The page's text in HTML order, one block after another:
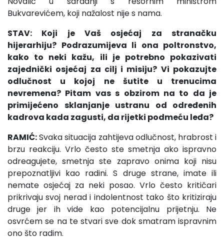
Bukvarevićem, koji nažalost nije s nama.
STAV: Koji je Vaš osjećaj za stranačku
hijerarhiju? Podrazumijeva li ona poltronstvo,
kako to neki kažu, ili je potrebno pokazivati
zajednički osjećaj za cilj i misiju? Vi pokazujte
odlučnost u kojoj ne šutite u trenucima
nevremena? Pitam vas s obzirom na to da je
primijećeno sklanjanje ustranu od određenih
kadrova kada zagusti, da rijetki podmeću leđa?
RAMIĆ:Svaka situacija zahtijeva odlučnost, hrabrost i
brzu reakciju. Vrlo često ste smetnja ako ispravno
odreagujete, smetnja ste zapravo onima koji nisu
prepoznatljivi kao radini. S druge strane, imate ili
nemate osjećaj za neki posao. Vrlo često kritičari
prikrivaju svoj nerad i indolentnost tako što kritiziraju
druge jer ih vide kao potencijalnu prijetnju. Ne
osvrćem se na te stvari sve dok smatram ispravnim
ono što radim.